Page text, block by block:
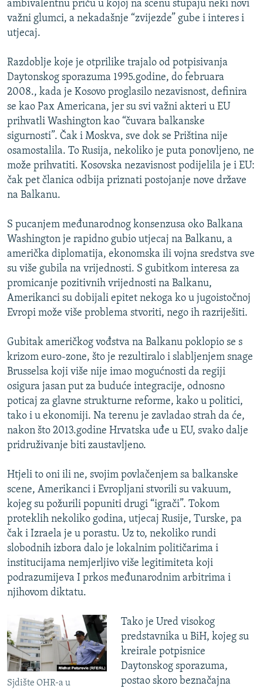
ambivalentnu priču u kojoj na scenu stupaju neki novi
važni glumci, a nekadašnje “zvijezde” gube i interes i
utjecaj.
Razdoblje koje je otprilike trajalo od potpisivanja
Daytonskog sporazuma 1995.godine, do februara
2008., kada je Kosovo proglasilo nezavisnost, definira
se kao Pax Americana, jer su svi važni akteri u EU
prihvatli Washington kao “čuvara balkanske
sigurnosti”. Čak i Moskva, sve dok se Priština nije
osamostalila. To Rusija, nekoliko je puta ponovljeno, ne
može prihvatiti. Kosovska nezavisnost podijelila je i EU:
čak pet članica odbija priznati postojanje nove države
na Balkanu.
S pucanjem međunarodnog konsenzusa oko Balkana
Washington je rapidno gubio utjecaj na Balkanu, a
američka diplomatija, ekonomska ili vojna sredstva sve
su više gubila na vrijednosti. S gubitkom interesa za
promicanje pozitivnih vrijednosti na Balkanu,
Amerikanci su dobijali epitet nekoga ko u jugoistočnoj
Evropi može više problema stvoriti, nego ih razriješiti.
Gubitak američkog vođstva na Balkanu poklopio se s
krizom euro-zone, što je rezultiralo i slabljenjem snage
Brusselsa koji više nije imao mogućnosti da regiji
osigura jasan put za buduće integracije, odnosno
poticaj za glavne strukturne reforme, kako u politici,
tako i u ekonomiji. Na terenu je zavladao strah da će,
nakon što 2013.godine Hrvatska uđe u EU, svako dalje
pridruživanje biti zaustavljeno.
Htjeli to oni ili ne, svojim povlačenjem sa balkanske
scene, Amerikanci i Evropljani stvorili su vakuum,
kojeg su požurili popuniti drugi “igrači”. Tokom
proteklih nekoliko godina, utjecaj Rusije, Turske, pa
čak i Izraela je u porastu. Uz to, nekoliko rundi
slobodnih izbora dalo je lokalnim političarima i
institucijama nemjerljivo više legitimiteta koji
podrazumijeva I prkos međunarodnim arbitrima i
njihovom diktatu.
Sjdište OHR-a u
Tako je Ured visokog
predstavnika u BiH, kojeg su
kreirale potpisnice
Daytonskog sporazuma,
postao skoro beznačajna